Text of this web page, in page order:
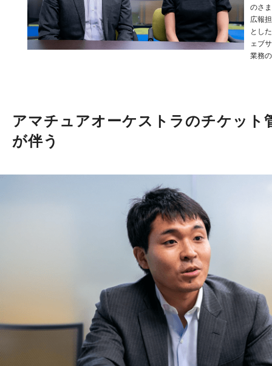
のさ
広報
とし
ェブ
業務
アマチュアオーケストラのチケット
が伴う